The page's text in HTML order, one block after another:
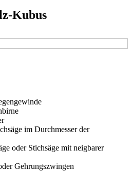
Kubus
im Durchmesser der
oder Stichsäge mit neigbarer
Gehrungszwingen